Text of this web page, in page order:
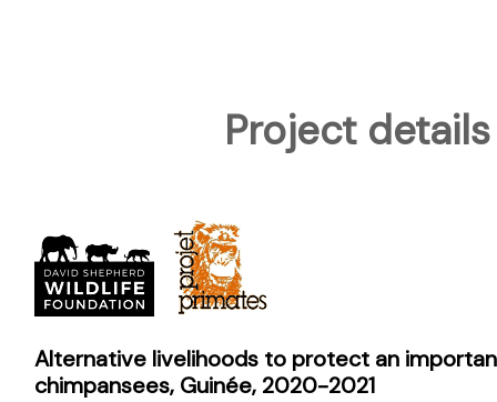
Project details
Alternative livelihoods to protect an
chimpansees, Guinée, 2020-2021